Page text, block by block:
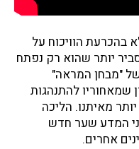
הוויכוח על
יותר שהוא רק נפתח
"מבחן המראה"
שמאחוריו להתנהגות
מאיתנו. הליכה
המדע שער חדש
אחרים.